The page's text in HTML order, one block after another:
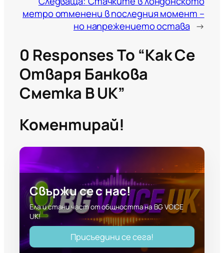
метро отменени в последния момент –
но напрежението остава →
0 Responses To “Как Се
Отваря Банкова
Сметка В UK”
Коментирай!
Свържи се с нас!
Ела и стани част от общността на BG VOICE
UK!
Присъедини се сега!